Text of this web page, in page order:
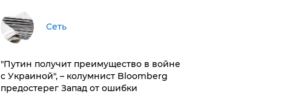
Сеть
"Путин получит преимущество в войне
с Украиной", – колумнист Bloomberg
предостерег Запад от ошибки